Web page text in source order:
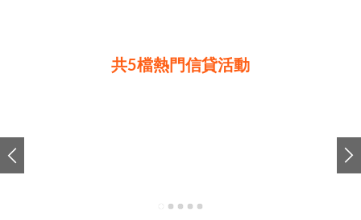
共5檔熱門信貸活動